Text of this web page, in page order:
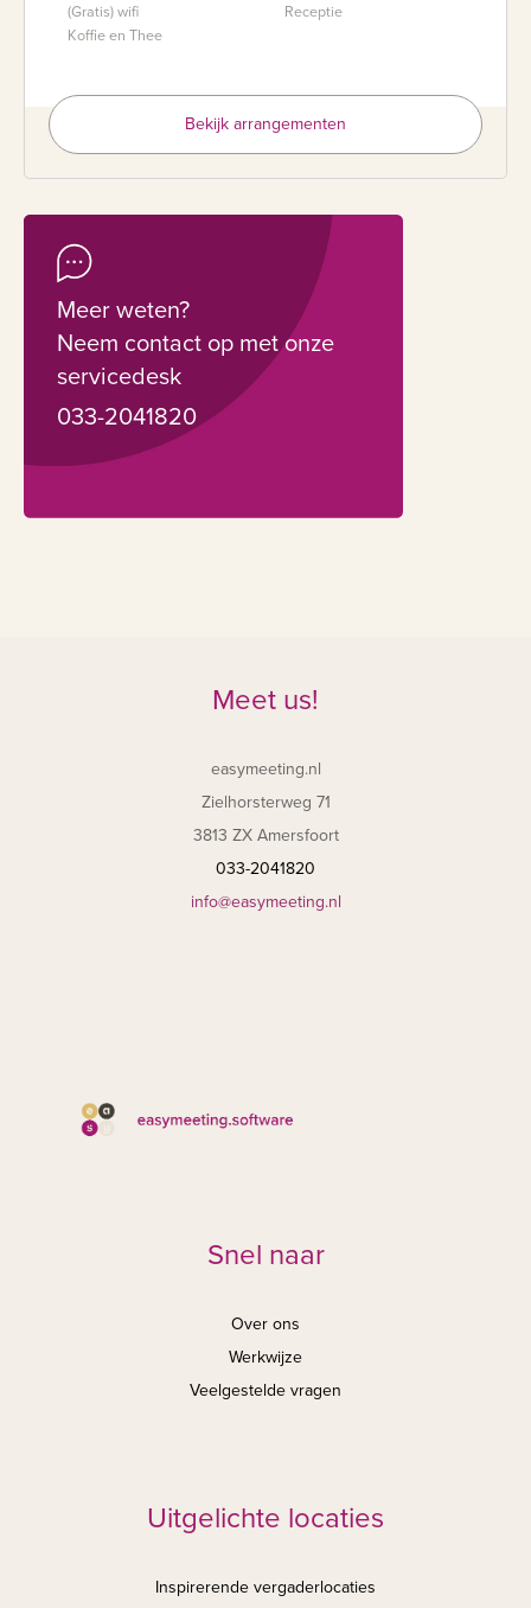
(Gratis) wifi
Koffie en Thee
Receptie
Bekijk arrangementen
Meer weten?
Neem contact op met onze
servicedesk
033-2041820
Meet us!
easymeeting.nl
Zielhorsterweg 71
3813 ZX Amersfoort
033-2041820
info@easymeeting.nl
Snel naar
Over ons
Werkwijze
Veelgestelde vragen
Uitgelichte locaties
Inspirerende vergaderlocaties